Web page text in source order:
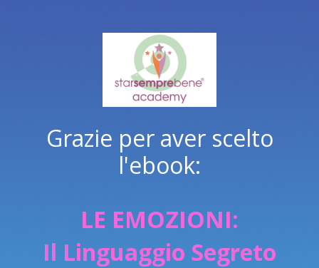
Grazie per aver scelto
l'ebook:
LE EMOZIONI:
Il Linguaggio Segreto